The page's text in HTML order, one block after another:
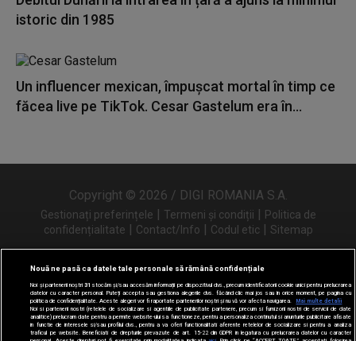
istoric din 1985
Un influencer mexican, împușcat mortal în timp ce
făcea live pe TikTok. Cesar Gastelum era în...
Copyright © 2026 / DIGI ROMANIA S.A.
Gestionați preferințele | Termeni și condiții | Politica de
confidențialitate | Contact/Info | Codul etic | Sitemap
Urmărește-ne și pe
Nouă ne pasă ca datele tale personale să rămână confidențiale
Noi și partenerii noștri31 stocăm și/sau accesăm informații pe dispozitivul dvs., precum identificatorii cookie unici pentru prelucrarea
datelor cu caracter personal. Puteți accepta sau gestiona alegerile dvs. făcând clic mai jos sau în orice moment, pe pagina cu
politica de confidențialitate. Aceste alegeri vor fi raportate partenerilor noștri și nu vă vor afecta navigarea.
Mai multe detalii
Noi si partenerii nostri (retelele de socializare si agentiile de publicitate partenere, precum si furnizorii nostri de servicii de date
analitice) prelucram date pentru a permite website-ului sa functioneze, pentru a personaliza continutul si anunturile publicitare afisate
in functie de interesele si/sau profilul dvs., pentru a va oferi functionalitati aferente retelelor de socializare si pentru a analiza
traficul pe website. Beneficiati de drepturile prevazute de art. 15-22 din GDPR in legatura cu prelucrarea datelor cu caracter